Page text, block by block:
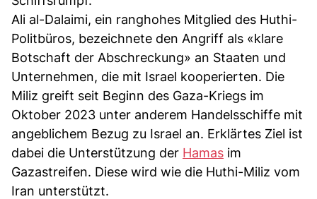
Ali al-Dalaimi, ein ranghohes Mitglied des Huthi-
Politbüros, bezeichnete den Angriff als «klare
Botschaft der Abschreckung» an Staaten und
Unternehmen, die mit Israel kooperierten. Die
Miliz greift seit Beginn des Gaza-Kriegs im
Oktober 2023 unter anderem Handelsschiffe mit
angeblichem Bezug zu Israel an. Erklärtes Ziel ist
dabei die Unterstützung der Hamas im
Gazastreifen. Diese wird wie die Huthi-Miliz vom
Iran unterstützt.